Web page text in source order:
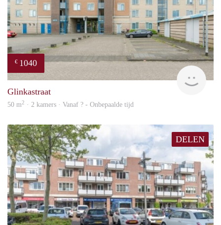
€ 1040
Glinkastraat
50 m2 · 2 kamers · Vanaf ? - Onbepaalde tijd
DELEN